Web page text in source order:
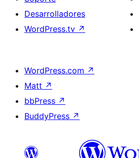
Desarrolladores
WordPress.tv ↗
WordPress.com ↗
Matt ↗
bbPress ↗
BuddyPress ↗